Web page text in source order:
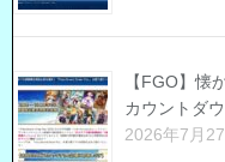
【FGO】懐
カウントダ
2026年7月27